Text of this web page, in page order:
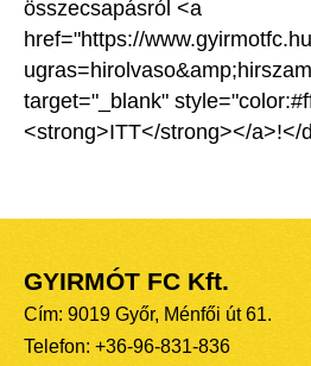
összecsapásról <a
href="https://
target="_blank"
<strong>ITT</strong></a>!</
GYIRMÓT FC Kft.
Cím: 9019 Győr, Ménfői út 61.
Telefon: +36-96-831-836